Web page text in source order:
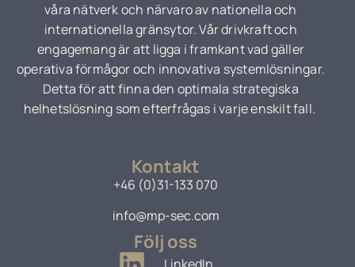
våra nätverk och närvaro av nationella och
internationella gränsytor. Vår drivkraft och
engagemang är att ligga i framkant vad gäller
operativa förmågor och innovativa systemlösningar.
Detta för att finna den optimala strategiska
helhetslösning som efterfrågas i varje enskilt fall.
Kontakt
+46 (0)31-133 070
info@mp-sec.com
Följ oss